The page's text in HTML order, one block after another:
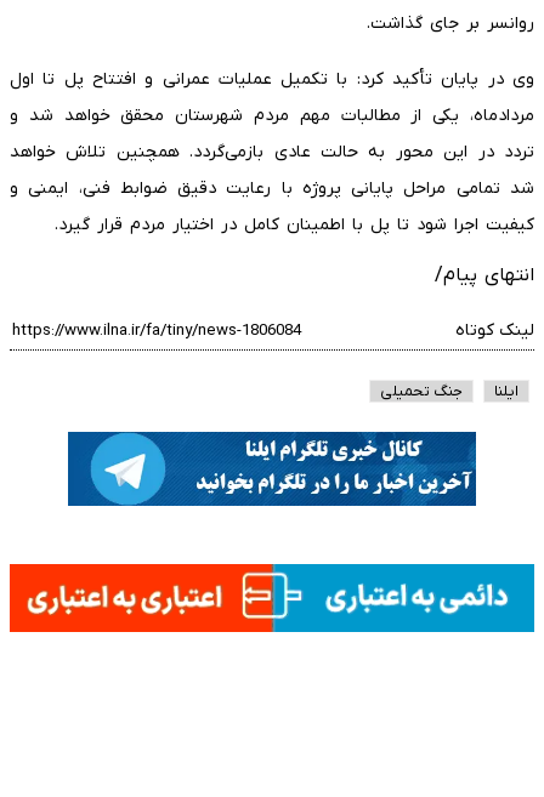
روانسر بر جای گذاشت.
وی در پایان تأکید کرد: با تکمیل عملیات عمرانی و افتتاح پل تا اول
مردادماه، یکی از مطالبات مهم مردم شهرستان محقق خواهد شد و
تردد در این محور به حالت عادی بازمی‌گردد. همچنین تلاش خواهد
شد تمامی مراحل پایانی پروژه با رعایت دقیق ضوابط فنی، ایمنی و
کیفیت اجرا شود تا پل با اطمینان کامل در اختیار مردم قرار گیرد.
انتهای پیام/
لینک کوتاه
ایلنا جنگ تحمیلی